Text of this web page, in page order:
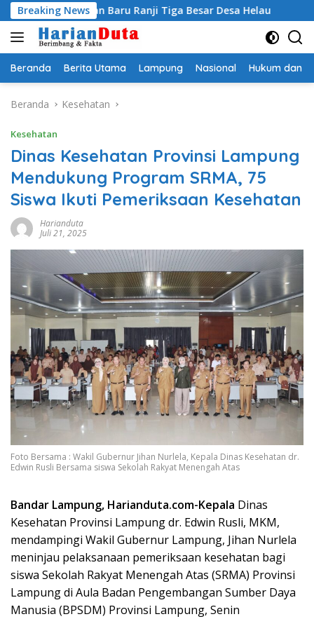
Langsung
ke
konten
Breaking News
Baru Ranji Tiga Besar Desa Helau Komitmen
Beranda Berita Utama Lampung Nasional Hukum dan
Beranda Kesehatan
Kesehatan
Dinas Kesehatan Provinsi Lampung
Mendukung Program SRMA, 75
Siswa Ikuti Pemeriksaan Kesehatan
Harianduta
Juli 21, 2025
Foto Bersama : Wakil Gubernur Jihan Nurlela, Kepala Dinas Kesehatan dr.
Edwin Rusli Bersama siswa Sekolah Rakyat Menengah Atas
Bandar Lampung, Harianduta.com-Kepala Dinas
Kesehatan Provinsi Lampung dr. Edwin Rusli, MKM,
mendampingi Wakil Gubernur Lampung, Jihan Nurlela
meninjau pelaksanaan pemeriksaan kesehatan bagi
siswa Sekolah Rakyat Menengah Atas (SRMA) Provinsi
Lampung di Aula Badan Pengembangan Sumber Daya
Manusia (BPSDM) Provinsi Lampung, Senin